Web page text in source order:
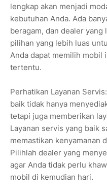
lengkap akan menjadi
kebutuhan Anda. Ada
beragam, dan dealer yang
pilihan yang lebih luas
Anda dapat memilih mobil
tertentu.
Perhatikan Layanan
baik tidak hanya
tetapi juga memberikan
Layanan servis yang baik
memastikan kenyamanan
Pilihlah dealer yang
agar Anda tidak perlu
mobil di kemudian hari.